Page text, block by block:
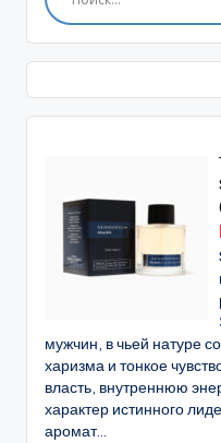
мужчин, в чьей натуре
харизма и тонкое
власть, внутреннюю
характер истинного
аромат...